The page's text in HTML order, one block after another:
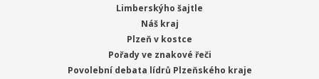
Limberskýho šajtle
Náš kraj
Plzeň v kostce
Pořady ve znakové řeči
Povolební debata lídrů Plzeňského kraje